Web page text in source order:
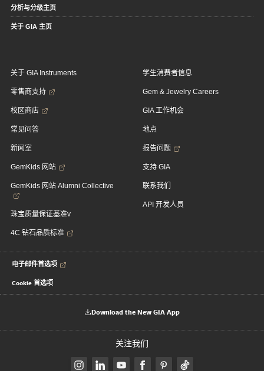
分析与分级主页
关于 GIA 主页
关于 GIA Instruments
零售商支持
校区商店
常见问答
新闻室
GemKids 网站
GemKids 网站 Alumni Collective
珠宝质量保证基准v
4C 钻石品质标准
学生消费者信息
Gem & Jewelry Careers
GIA 工作机会
地点
报告问题
支持 GIA
联系我们
API 开发人员
电子邮件首选项
Cookie 首选项
Download the New GIA App
关注我们